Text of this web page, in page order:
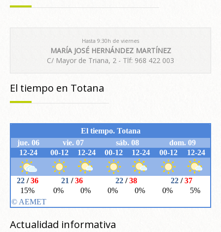
Actualidad informativa
Hasta 9:30h de viernes
MARÍA JOSÉ HERNÁNDEZ MARTÍNEZ
C/ Mayor de Triana, 2 - Tlf: 968 422 003
El tiempo en Totana